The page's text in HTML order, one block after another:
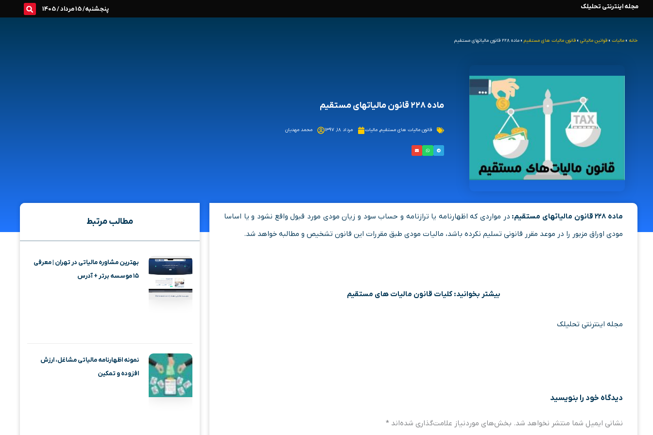
محتوا
مجله اینترنتی تحلیلک پنجشنبه/ 15 مرداد / 1405
خانه » مالیات » قوانین مالیاتی » قانون مالیات های مستقیم » ماده ۲۲۸ قانون مالیاتهای مستقیم
ماده ۲۲۸ قانون مالیاتهای مستقیم
قانون مالیات های مستقیم, مالیات مرداد ۱۸, ۱۳۹۷ محمد مهدیان
ماده ۲۲۸ قانون مالیاتهای مستقیم:
در مواردی که اظهارنامه یا ترازنامه و حساب سود و زیان مودی مورد قبول واقع نشود و یا اساسا
مودی اوراق مزبور را در موعد مقرر قانونی تسلیم نکرده باشد، مالیات مودی طبق ‌مقررات این قانون تشخیص و مطالبه خواهد شد.
بیشتر بخوانید: کلیات قانون مالیات های مستقیم
مجله اینترنتی تحلیلک
دیدگاه‌ خود را بنویسید
نشانی ایمیل شما منتشر نخواهد شد. بخش‌های موردنیاز علامت‌گذاری شده‌اند *
مطالب مرتبط
بهترین مشاوره مالیاتی در تهران | معرفی
۱۵ موسسه برتر + آدرس
نمونه اظهارنامه مالیاتی مشاغل، ارزش
افزوده و تمکین